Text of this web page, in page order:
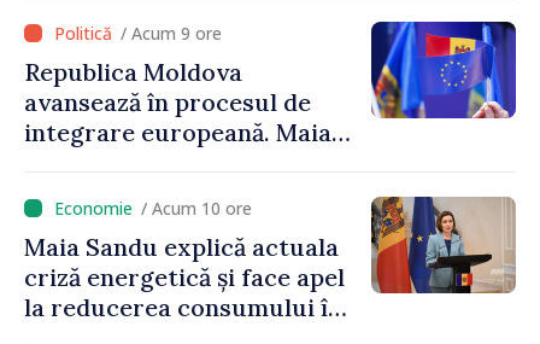
libere și corecte””
/ Acum 9 ore
Republica Moldova
avansează în procesul de
integrare europeană. Maia
niciun stat”
/ Acum 10 ore
Maia Sandu explică actuala
criză energetică și face apel
la reducerea consumului în